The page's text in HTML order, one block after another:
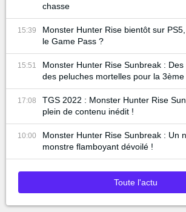
chasse
15:39
Monster Hunter Rise bientôt sur
le Game Pass ?
15:51
Monster Hunter Rise Sunbreak :
des peluches mortelles pour la
17:08
TGS 2022 : Monster Hunter Rise
plein de contenu inédit !
10:00
Monster Hunter Rise Sunbreak : Un
monstre flamboyant dévoilé !
Toute l'actu